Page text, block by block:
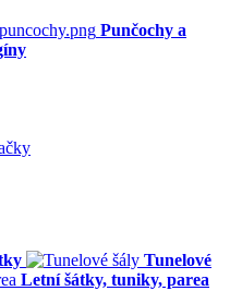
Punčochy a
Tunelové
Letní šátky, tuniky, parea